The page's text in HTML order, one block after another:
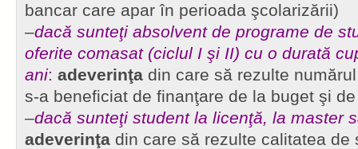
bancar care apar în perioada şcolarizării)
–dacă sunteţi absolvent de programe de
oferite comasat (ciclul I şi II) cu o durată
ani: adeverinţa din care să rezulte
s-a beneficiat de finanţare de la buget şi
–dacă sunteţi student la licenţă, la master
adeverinţa din care să rezulte calitatea de